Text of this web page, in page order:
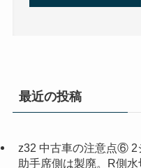
最近の投稿
z32 中古車の注意点⑥ 2
助手席側は製廃。R側